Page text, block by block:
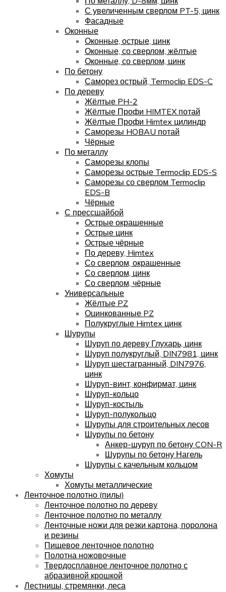
С увеличенным сверлом PT-5, цинк
Фасадные
Оконные
Оконные, острые, цинк
Оконные, со сверлом, жёлтые
Оконные, со сверлом, цинк
По бетону
Саморез острый, Termoclip EDS-C
По дереву
Жёлтые PH-2
Жёлтые Профи HIMTEX потай
Жёлтые Профи Himtex цилиндр
Саморезы HOBAU потай
Чёрные
По металлу
Саморезы клопы
Саморезы острые Termoclip EDS-S
Саморезы со сверлом Termoclip
EDS-B
Чёрные
С прессшайбой
Острые окрашенные
Острые цинк
Острые чёрные
По дереву, Himtex
Со сверлом, окрашенные
Со сверлом, цинк
Со сверлом, чёрные
Универсальные
Жёлтые PZ
Оцинкованные PZ
Полукруглые Himtex цинк
Шурупы
Шуруп по дереву Глухарь, цинк
Шуруп полукруглый, DIN7981, цинк
Шуруп шестагранный, DIN7976,
цинк
Шуруп-винт, конфирмат, цинк
Шуруп-кольцо
Шуруп-костыль
Шуруп-полукольцо
Шурупы для строительных лесов
Шурупы по бетону
Анкер-шуруп по бетону CON-R
Шурупы по бетону Нагель
Шурупы с качельным кольцом
Хомуты
Хомуты металлические
Ленточное полотно (пилы)
Ленточное полотно по дереву
Ленточное полотно по металлу
Ленточные ножи для резки картона, поролона
и резины
Пищевое ленточное полотно
Полотна ножовочные
Твердосплавное ленточное полотно с
абразивной крошкой
Лестницы, стремянки, леса